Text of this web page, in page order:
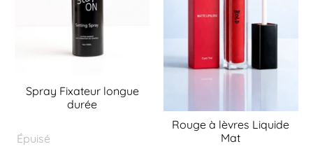
Spray Fixateur longue
durée
Épuisé
Rouge à lèvres Liquide
Mat